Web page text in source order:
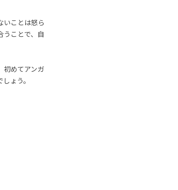
いことは怒ら
うことで、自
初めてアンガ
ょう。